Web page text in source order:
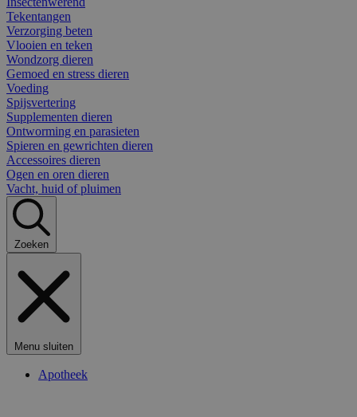
Tekentangen
Verzorging beten
Vlooien en teken
Wondzorg dieren
Gemoed en stress dieren
Voeding
Spijsvertering
Supplementen dieren
Ontworming en parasieten
Spieren en gewrichten dieren
Accessoires dieren
Ogen en oren dieren
Vacht, huid of pluimen
Zoeken
Menu sluiten
Apotheek